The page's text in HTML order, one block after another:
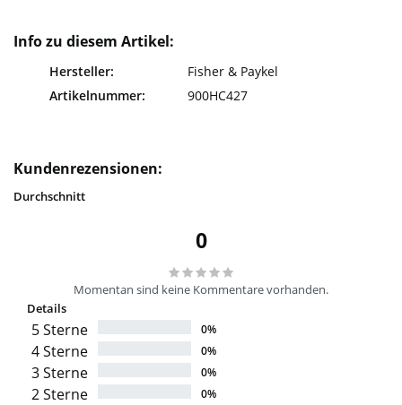
Info zu diesem Artikel:
Hersteller:
Fisher & Paykel
Artikelnummer:
900HC427
Kundenrezensionen:
Durchschnitt
0
Momentan sind keine Kommentare vorhanden.
Details
5 Sterne 0%
4 Sterne 0%
3 Sterne 0%
2 Sterne 0%